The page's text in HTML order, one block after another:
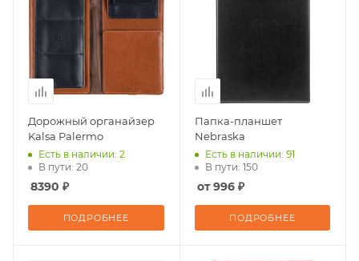
Дорожный органайзер
Kalsa Palermo
Есть в наличии: 2
В пути: 20
8390 ₽
ПОДРОБНЕЕ
Папка-планшет
Nebraska
Есть в наличии: 91
В пути: 150
от 996 ₽
ПОДРОБНЕЕ